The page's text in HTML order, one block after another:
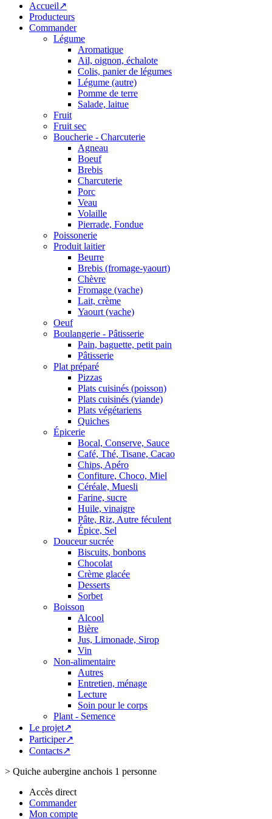
Accueil↗
Producteurs
Commander
Légume
Aromatique
Ail, oignon, échalote
Colis, panier de légumes
Légume (autre)
Pomme de terre
Salade, laitue
Fruit
Fruit sec
Boucherie - Charcuterie
Agneau
Boeuf
Brebis
Charcuterie
Porc
Veau
Volaille
Pierrade, Fondue
Poissonerie
Produit laitier
Beurre
Brebis (fromage-yaourt)
Chèvre
Fromage (vache)
Lait, crème
Yaourt (vache)
Oeuf
Boulangerie - Pâtisserie
Pain, baguette, petit pain
Pâtisserie
Plat préparé
Pizzas
Plats cuisinés (poisson)
Plats cuisinés (viande)
Plats végétariens
Quiches
Épicerie
Bocal, Conserve, Sauce
Café, Thé, Tisane, Cacao
Chips, Apéro
Confiture, Choco, Miel
Céréale, Muesli
Farine, sucre
Huile, vinaigre
Pâte, Riz, Autre féculent
Épice, Sel
Douceur sucrée
Biscuits, bonbons
Chocolat
Crème glacée
Desserts
Sorbet
Boisson
Alcool
Bière
Jus, Limonade, Sirop
Vin
Non-alimentaire
Autres
Entretien, ménage
Lecture
Soin pour le corps
Plant - Semence
Le projet↗
Participer↗
Contacts↗
> Quiche aubergine anchois 1 personne
Accès direct
Commander
Mon compte